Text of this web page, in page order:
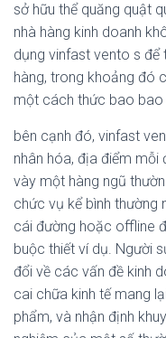
sở hữu thể quăng quật
nhà hàng kinh doanh
dụng vinfast vento s để
hàng, trong khoảng đó
một cách thức bao bao
bên cạnh đó, vinfast
nhân hóa, địa điểm
vày một hàng ngũ
chức vụ kể bình thường
cái đường hoặc offline
buộc thiết ví dụ. Người
đổi về các vấn đề kinh
cai chữa kinh tế mang
phẩm, và nhận định